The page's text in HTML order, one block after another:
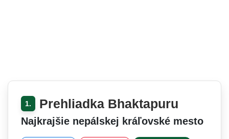
1. Prehliadka Bhaktapuru
Najkrajšie nepálskej kráľovské mesto